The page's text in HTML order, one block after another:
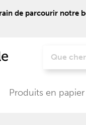
de parcourir notre
Produits en papier